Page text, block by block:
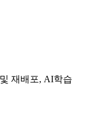
재배포, AI학습